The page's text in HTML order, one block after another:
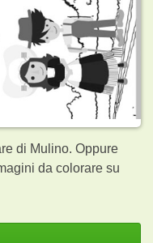
di Mulino. Oppure
da colorare su